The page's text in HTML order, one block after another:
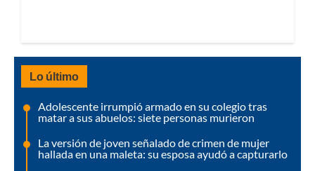
Lo último
Adolescente irrumpió armado en su colegio tras
matar a sus abuelos: siete personas murieron
La versión de joven señalado de crimen de mujer
hallada en una maleta: su esposa ayudó a capturarlo